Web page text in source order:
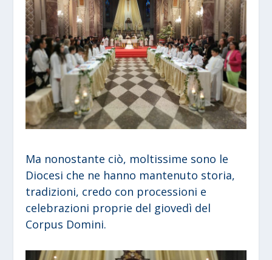
Ma nonostante ciò, moltissime sono le
Diocesi che ne hanno mantenuto storia,
tradizioni, credo con processioni e
celebrazioni proprie del giovedì del
Corpus Domini.